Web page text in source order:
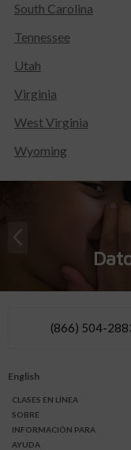
South Carolina
Tennessee
Utah
Virginia
West Virginia
Wyoming
(866) 504-
English
CLASES EN LÍNEA
SOBRE
INFORMACIÓN PARA
AYUDA